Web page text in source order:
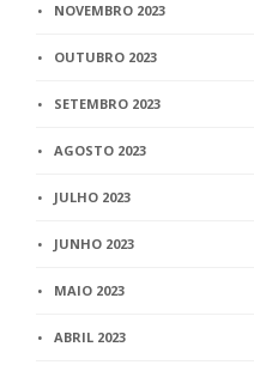
NOVEMBRO 2023
OUTUBRO 2023
SETEMBRO 2023
AGOSTO 2023
JULHO 2023
JUNHO 2023
MAIO 2023
ABRIL 2023